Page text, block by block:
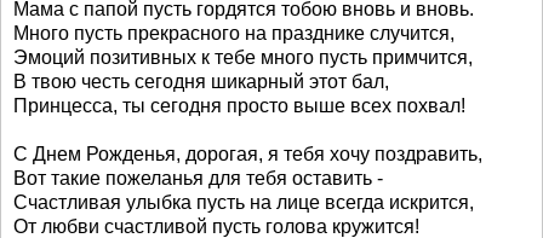
Мама с папой пусть гордятся тобою вновь и вновь.
Много пусть прекрасного на празднике случится,
Эмоций позитивных к тебе много пусть примчится,
В твою честь сегодня шикарный этот бал,
Принцесса, ты сегодня просто выше всех похвал!
С Днем Рожденья, дорогая, я тебя хочу поздравить,
Вот такие пожеланья для тебя оставить -
Счастливая улыбка пусть на лице всегда искрится,
От любви счастливой пусть голова кружится!